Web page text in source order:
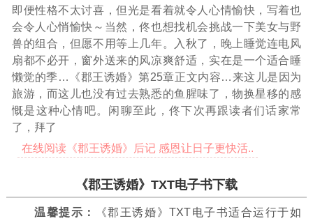
即便性格不太讨喜，但光是看着就令人心情愉快，写着也
会令人心悄愉快～当然，佟也想找机会挑战一下美女与野
兽的组合，但愿不用等上几年。入秋了，晚上睡觉连电风
扇都不必开，窗外送来的风凉爽舒适，实在是一个适合睡
懒觉的季…《郡王诱婚》第25章正文内容…来这儿是因为
旅游，而这儿也没有过去熟悉的鱼腥味了，物换星移的感
慨是这种心情吧。闲聊至此，佟下次再跟读者们话家常
了，拜了
在线阅读《郡王诱婚》后记 感恩让日子更快活..
《郡王诱婚》TXT电子书下载
温馨提示：
《郡王诱婚》TXT电子书适合运行于如